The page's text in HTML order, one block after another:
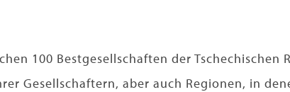
100 Bestgesellschaften der Tschechischen
Gesellschaftern, aber auch Regionen, in